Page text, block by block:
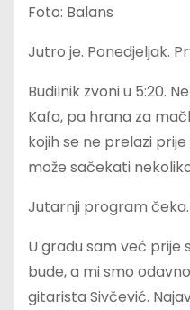
Foto: Balans
Jutro je. Ponedjeljak.
Budilnik zvoni u 5:20.
Kafa, pa hrana za
kojih se ne prelazi
može sačekati
Jutarnji program čeka.
U gradu sam već prije
bude, a mi smo
gitarista Sivčević.